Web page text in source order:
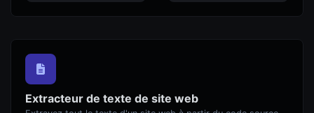
Extracteur de texte de site web